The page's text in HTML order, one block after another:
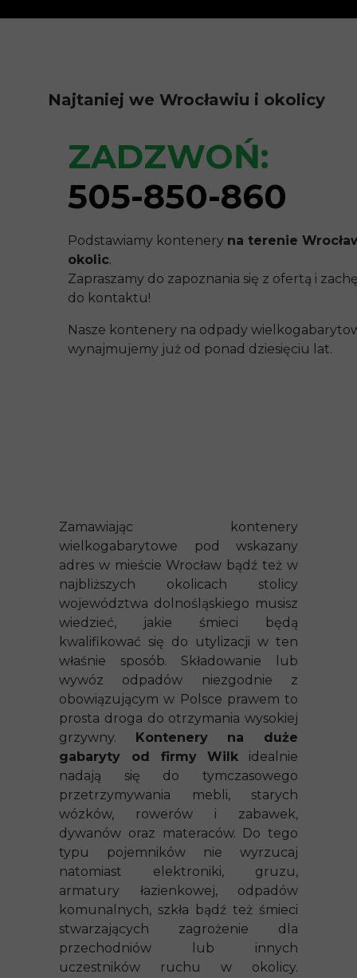
Podstawiamy kontenery na terenie
okolic.
Zapraszamy do zapoznania się z ofertą i
do kontaktu!
Nasze kontenery na odpady
wynajmujemy już od ponad dziesięciu lat.
ZADZWOŃ:
505-850-860
Najtaniej we Wrocławiu i okolicy
Zamawiając kontenery
wielkogabarytowe pod wskazany
adres w mieście Wrocław bądź też w
najbliższych okolicach stolicy
województwa dolnośląskiego musisz
wiedzieć, jakie śmieci będą
kwalifikować się do utylizacji w ten
właśnie sposób. Składowanie lub
wywóz odpadów niezgodnie z
obowiązującym w Polsce prawem to
prosta droga do otrzymania wysokiej
grzywny. Kontenery na duże
gabaryty od firmy Wilk idealnie
nadają się do tymczasowego
przetrzymywania mebli, starych
wózków, rowerów i zabawek,
dywanów oraz materaców. Do tego
typu pojemników nie wyrzucaj
natomiast elektroniki, gruzu,
armatury łazienkowej, odpadów
komunalnych, szkła bądź też śmieci
stwarzających zagrożenie dla
przechodniów lub innych
uczestników ruchu w okolicy.